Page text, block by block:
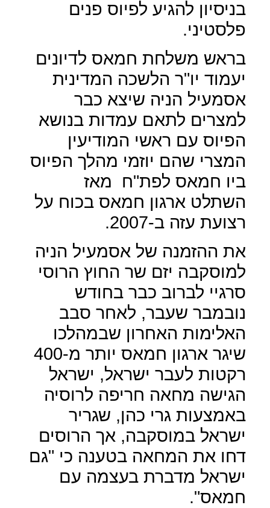
בניסיון להגיע לפיוס פנים
פלסטיני.
בראש משלחת חמאס לדיונים
יעמוד יו"ר הלשכה המדינית
אסמעיל הניה שיצא כבר
למצרים לתאם עמדות בנושא
הפיוס עם ראשי המודיעין
המצרי שהם יוזמי מהלך הפיוס
ביו חמאס לפת"ח
מאז
השתלט ארגון חמאס בכוח על
רצועת עזה ב-2007.
את ההזמנה של אסמעיל הניה
למוסקבה יזם שר החוץ הרוסי
סרגיי לברוב כבר בחודש
נובמבר שעבר, לאחר סבב
האלימות האחרון שבמהלכו
שיגר ארגון חמאס יותר מ-400
רקטות לעבר ישראל, ישראל
הגישה מחאה חריפה לרוסיה
באמצעות גרי כהן, שגריר
ישראל במוסקבה, אך הרוסים
דחו את המחאה בטענה כי "גם
ישראל מדברת בעצמה עם
חמאס".